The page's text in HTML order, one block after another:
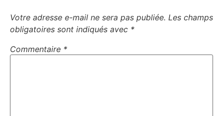
Votre adresse e-mail ne sera pas publiée. Les champs
obligatoires sont indiqués avec *
Commentaire *